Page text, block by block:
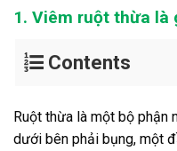
1. Viêm ruột thừa là
Contents
Ruột thừa là một bộ phận
dưới bên phải bụng, một